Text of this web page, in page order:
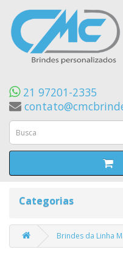
21 97201-2335
Categorias
Brindes da Linha